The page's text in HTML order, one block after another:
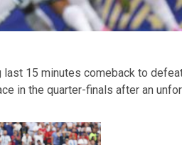
15 minutes comeback to
in the quarter-finals after an